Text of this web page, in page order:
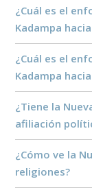
¿Cuál es el
Kadampa
¿Cuál es el
Kadampa
¿Tiene la
afiliación
¿Cómo ve la
religiones?